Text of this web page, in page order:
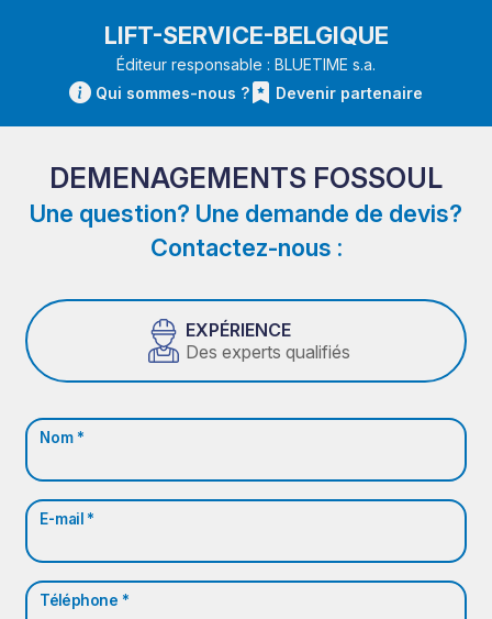
LIFT-SERVICE-BELGIQUE
Éditeur responsable : BLUETIME s.a.
Qui sommes-nous ?
Devenir partenaire
DEMENAGEMENTS FOSSOUL
Une question? Une demande de devis?
Contactez-nous :
EXPÉRIENCE
Des experts qualifiés
Nom *
E-mail *
Téléphone *